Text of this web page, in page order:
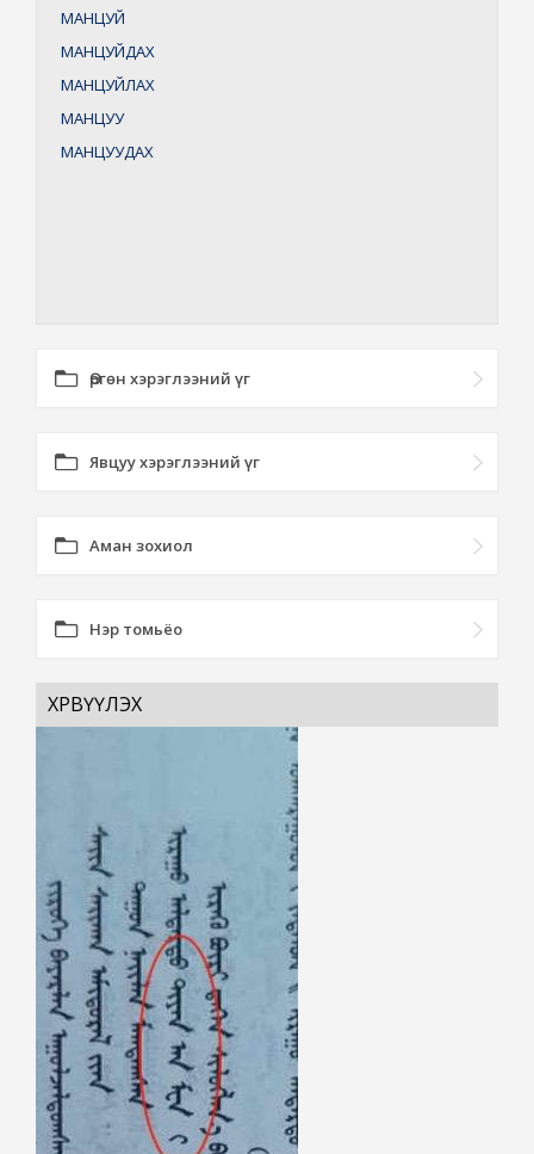
МАНЦУЙ
МАНЦУЙДАХ
МАНЦУЙЛАХ
МАНЦУУ
МАНЦУУДАХ
Өргөн хэрэглээний үг
Явцуу хэрэглээний үг
Аман зохиол
Нэр томьёо
ХӨРВҮҮЛЭХ